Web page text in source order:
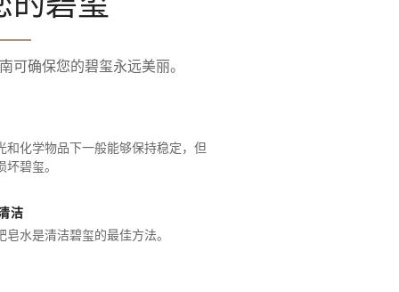
可确保您的碧玺永远美丽。
和化学物品下一般能够保持稳定，但
坏碧玺。
洁
皂水是清洁碧玺的最佳方法。